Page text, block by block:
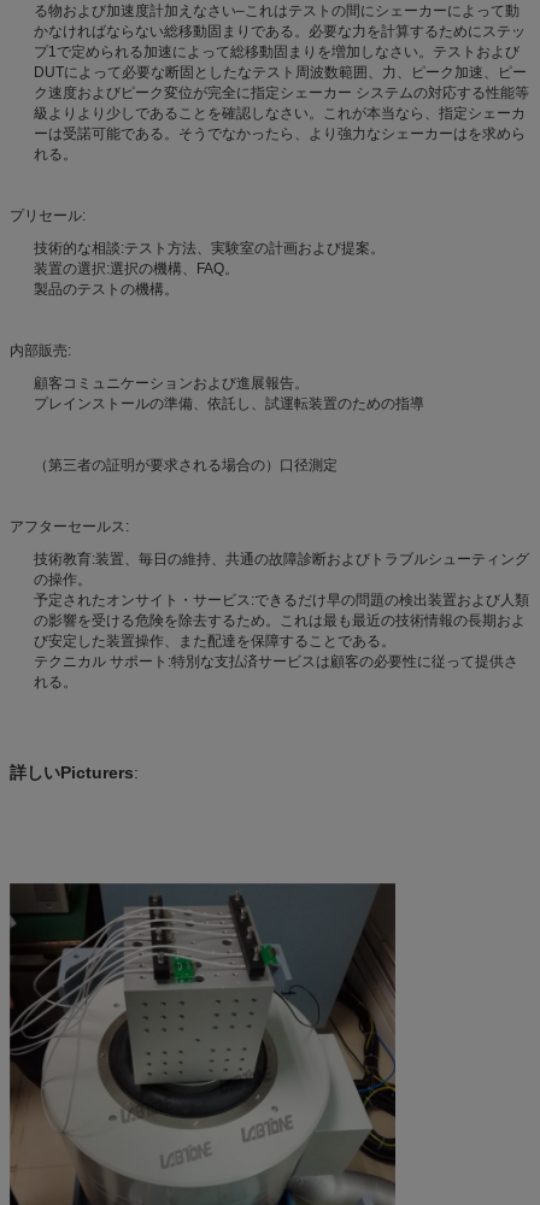
る物および加速度計加えなさい–これはテストの間にシェーカーによって動
かなければならない総移動固まりである。必要な力を計算するためにステッ
プ1で定められる加速によって総移動固まりを増加しなさい。テストおよび
DUTによって必要な断固としたなテスト周波数範囲、力、ピーク加速、ピー
ク速度およびピーク変位が完全に指定シェーカー システムの対応する性能等
級よりより少しであることを確認しなさい。これが本当なら、指定シェーカ
ーは受諾可能である。そうでなかったら、より強力なシェーカーはを求めら
れる。
プリセール:
技術的な相談:テスト方法、実験室の計画および提案。
装置の選択:選択の機構、FAQ。
製品のテストの機構。
内部販売:
顧客コミュニケーションおよび進展報告。
プレインストールの準備、依託し、試運転装置のための指導
（第三者の証明が要求される場合の）口径測定
アフターセールス:
技術教育:装置、毎日の維持、共通の故障診断およびトラブルシューティング
の操作。
予定されたオンサイト・サービス:できるだけ早の問題の検出装置および人類
の影響を受ける危険を除去するため。これは最も最近の技術情報の長期およ
び安定した装置操作、また配達を保障することである。
テクニカル サポート:特別な支払済サービスは顧客の必要性に従って提供さ
れる。
詳しいPicturers: